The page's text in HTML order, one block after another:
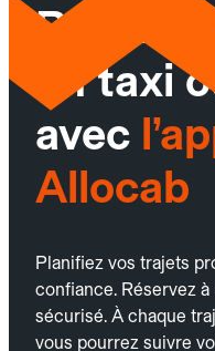
un taxi
avec
Allocab
Planifiez vos trajets
confiance. Réservez à
sécurisé. À chaque
vous pourrez suivre